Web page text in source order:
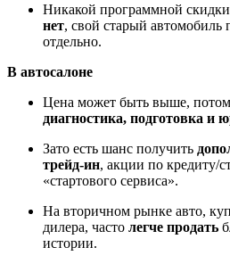
Никакой программной
нет, свой старый автомобиль
отдельно.
В автосалоне
Цена может быть выше,
диагностика, подготовка и
Зато есть шанс получить
трейд-ин, акции по кредиту/
«стартового сервиса».
На вторичном рынке авто,
дилера, часто легче продать
истории.